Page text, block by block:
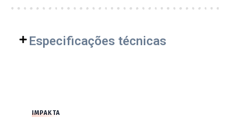
Especificações técnicas
IMPAKTA